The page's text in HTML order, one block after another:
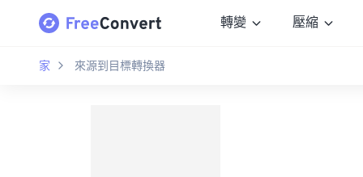
轉變 壓縮
家 來源到目標轉換器